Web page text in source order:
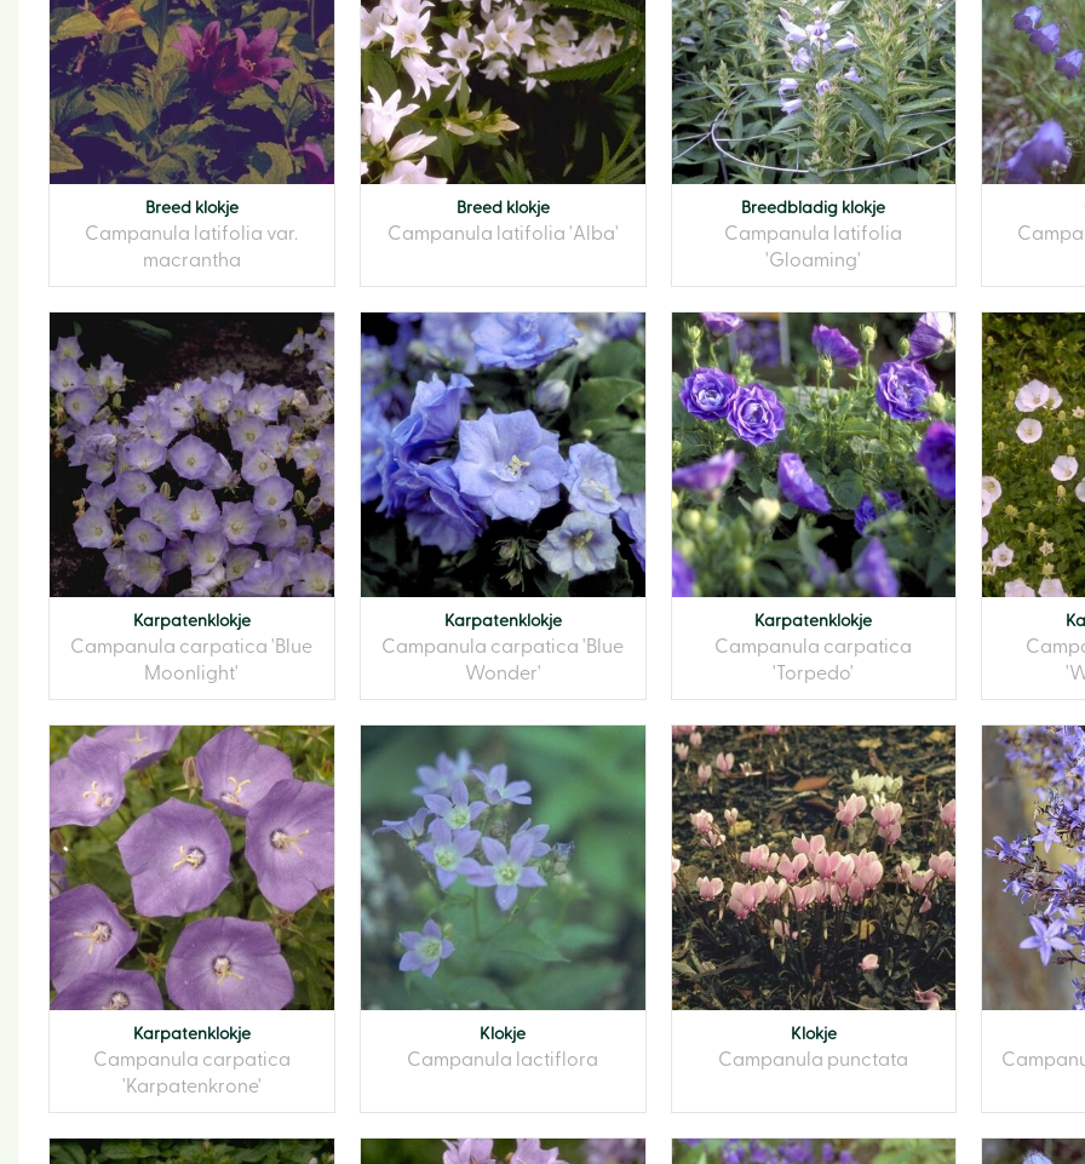
Breed klokje
Campanula latifolia var.
macrantha
Breed klokje
Campanula latifolia 'Alba'
Breedbladig klokje
Campanula latifolia
'Gloaming'
Karpatenklokje
Campanula carpatica 'Blue
Moonlight'
Karpatenklokje
Campanula carpatica 'Blue
Wonder'
Karpatenklokje
Campanula carpatica
'Torpedo'
Karpatenklokje
Campanula carpatica
'Karpatenkrone'
Klokje
Campanula lactiflora
Klokje
Campanula punctata